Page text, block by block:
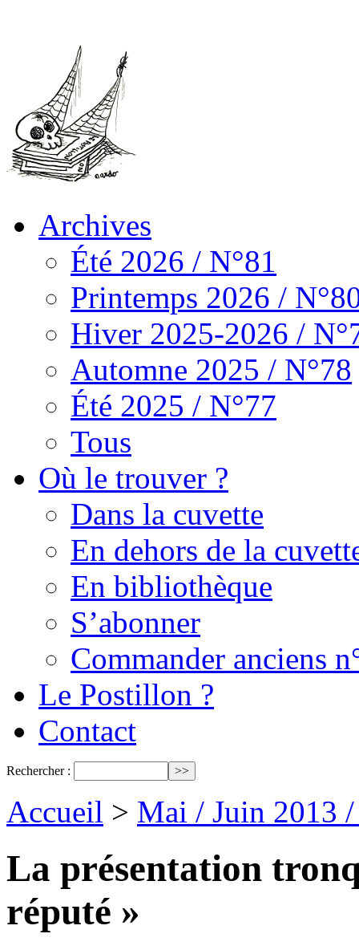
Archives
Été 2026 / N°81
Printemps 2026 /
Hiver 2025-2026 /
Automne 2025 / N°78
Été 2025 / N°77
Tous
Où le trouver ?
Dans la cuvette
En dehors de la
En bibliothèque
S’abonner
Commander anciens
Le Postillon ?
Contact
Rechercher :
Accueil > Mai / Juin 2013
La présentation
réputé »